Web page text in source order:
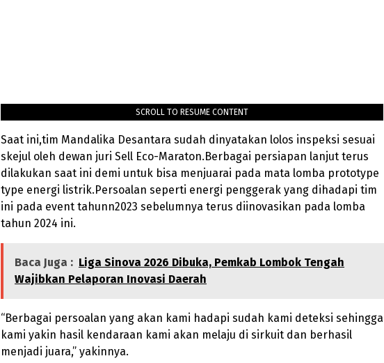
SCROLL TO RESUME CONTENT
Saat ini,tim Mandalika Desantara sudah dinyatakan lolos inspeksi sesuai
skejul oleh dewan juri Sell Eco-Maraton.Berbagai persiapan lanjut terus
dilakukan saat ini demi untuk bisa menjuarai pada mata lomba prototype
type energi listrik.Persoalan seperti energi penggerak yang dihadapi tim
ini pada event tahunn2023 sebelumnya terus diinovasikan pada lomba
tahun 2024 ini.
Baca Juga : Liga Sinova 2026 Dibuka, Pemkab Lombok Tengah
Wajibkan Pelaporan Inovasi Daerah
“Berbagai persoalan yang akan kami hadapi sudah kami deteksi sehingga
kami yakin hasil kendaraan kami akan melaju di sirkuit dan berhasil
menjadi juara,” yakinnya.